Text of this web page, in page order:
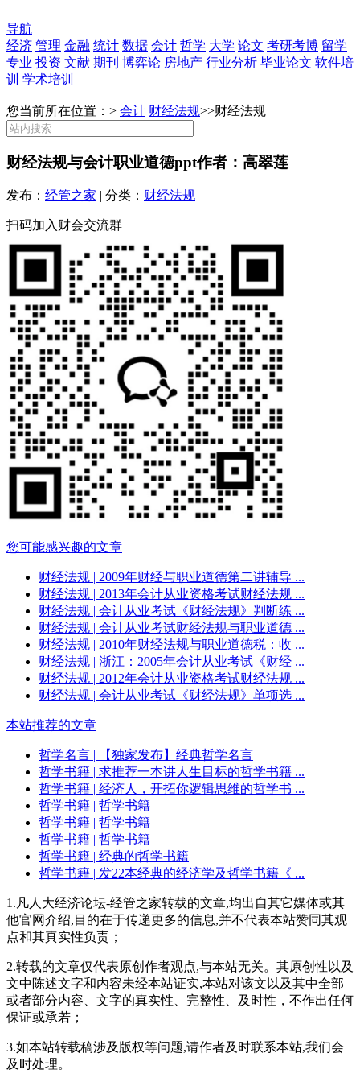
导航
经济 管理 金融 统计 数据 会计 哲学 大学 论文 考研考博 留学
专业 投资 文献 期刊 博弈论 房地产 行业分析 毕业论文 软件培
训 学术培训
您当前所在位置：> 会计 财经法规>>财经法规
财经法规与会计职业道德ppt作者：高翠莲
发布： 经管之家 | 分类： 财经法规
扫码加入财会交流群
您可能感兴趣的文章
财经法规 | 2009年财经与职业道德第二讲辅导 ...
财经法规 | 2013年会计从业资格考试财经法规 ...
财经法规 | 会计从业考试《财经法规》判断练 ...
财经法规 | 会计从业考试财经法规与职业道德 ...
财经法规 | 2010年财经法规与职业道德税：收 ...
财经法规 | 浙江：2005年会计从业考试《财经 ...
财经法规 | 2012年会计从业资格考试财经法规 ...
财经法规 | 会计从业考试《财经法规》单项选 ...
本站推荐的文章
哲学名言 | 【独家发布】经典哲学名言
哲学书籍 | 求推荐一本讲人生目标的哲学书籍 ...
哲学书籍 | 经济人，开拓你逻辑思维的哲学书 ...
哲学书籍 | 哲学书籍
哲学书籍 | 哲学书籍
哲学书籍 | 哲学书籍
哲学书籍 | 经典的哲学书籍
哲学书籍 | 发22本经典的经济学及哲学书籍《 ...
1.凡人大经济论坛-经管之家转载的文章,均出自其它媒体或其
他官网介绍,目的在于传递更多的信息,并不代表本站赞同其观
点和其真实性负责；
2.转载的文章仅代表原创作者观点,与本站无关。其原创性以及
文中陈述文字和内容未经本站证实,本站对该文以及其中全部
或者部分内容、文字的真实性、完整性、及时性，不作出任何
保证或承若；
3.如本站转载稿涉及版权等问题,请作者及时联系本站,我们会
及时处理。